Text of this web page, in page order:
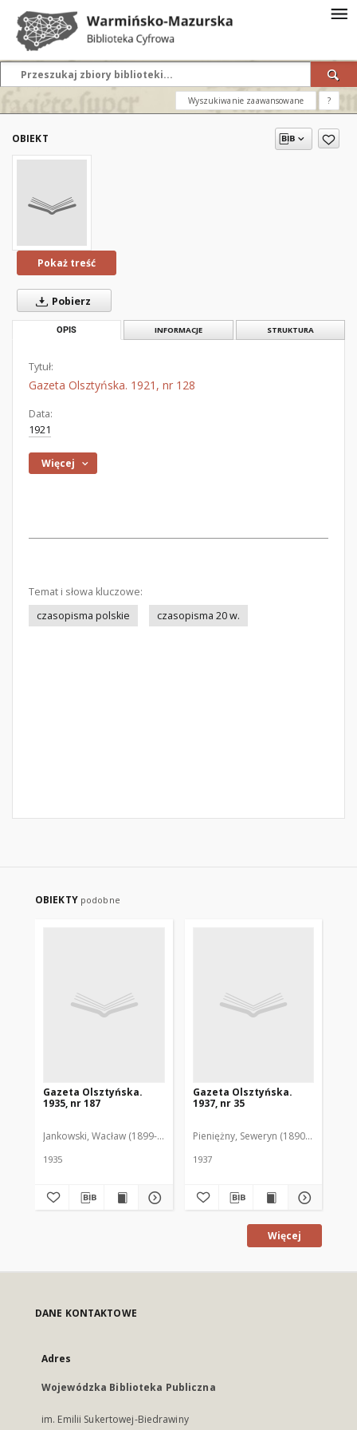
Wyszukiwanie zaawansowane ?
OBIEKT
Pokaż treść
Pobierz
OPIS INFORMACJE STRUKTURA
Tytuł:
Gazeta Olsztyńska. 1921, nr 128
Data:
1921
Więcej
Temat i słowa kluczowe:
czasopisma polskie
czasopisma 20 w.
OBIEKTY podobne
Gazeta Olsztyńska.
1935, nr 187
Jankowski, Wacław (1899-1975). Red.
1935
Gazeta Olsztyńska.
1937, nr 35
Pieniężny, Seweryn (1890-1940). Red.
1937
Więcej
DANE KONTAKTOWE
Adres
Wojewódzka Biblioteka Publiczna
im. Emilii Sukertowej-Biedrawiny